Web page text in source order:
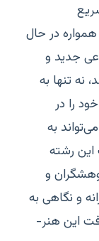
در حال
جدید و
نه تنها به
را در
به
این رشته
و
و نگاهی به
این هنر-